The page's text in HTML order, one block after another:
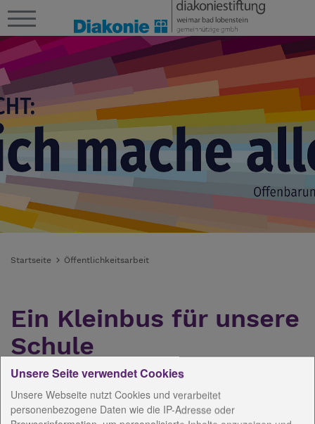
Startseite Öffentlichkeitsarbeit
Ein Kleinbus für unsere
Schule
23.12.2022
Unsere Seite verwendet Cookies
Unsere Webseite nutzt Cookies und verarbeitet
personenbezogene Daten wie die IP-Adresse oder